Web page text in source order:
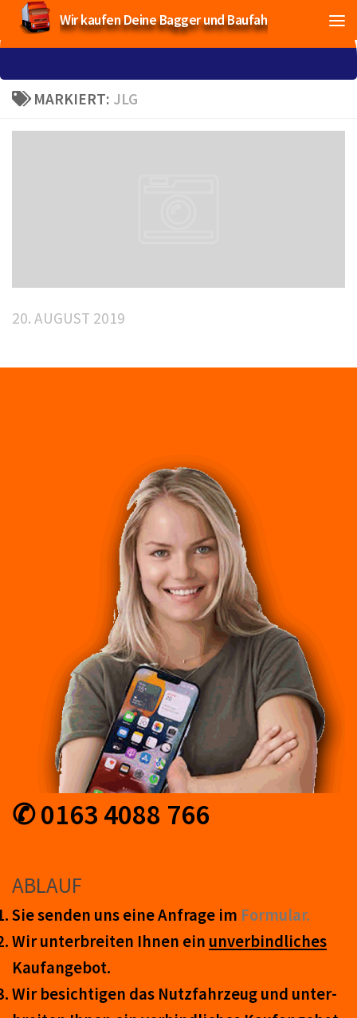
Wir kaufen Deine Bagger und Baufahrzeuge!
MARKIERT: JLG
20. AUGUST 2019
✆ 0163 4088 766
ABLAUF
Sie senden uns eine An­frage im Form­ular.
Wir unter­breiten Ihnen ein un­ver­bind­lich­es
Kauf­an­ge­bot.
Wir be­sicht­igen das Nutz­fahr­zeug und un­ter­